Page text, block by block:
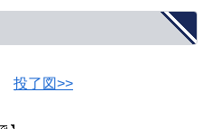
投了図>>